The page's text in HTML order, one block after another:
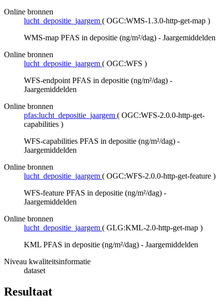
Online bronnen
lucht_depositie_jaargem ( OGC:WMS-1.3.0-http-get-map )
WMS-map PFAS in depositie (ng/m²/dag) - Jaargemiddelden
Online bronnen
lucht_depositie_jaargem ( OGC:WFS )
WFS-endpoint PFAS in depositie (ng/m²/dag) -
Jaargemiddelden
Online bronnen
pfas:lucht_depositie_jaargem ( OGC:WFS-2.0.0-http-get-
capabilities )
WFS-capabilities PFAS in depositie (ng/m²/dag) -
Jaargemiddelden
Online bronnen
lucht_depositie_jaargem ( OGC:WFS-2.0.0-http-get-feature )
WFS-feature PFAS in depositie (ng/m²/dag) -
Jaargemiddelden
Online bronnen
lucht_depositie_jaargem ( GLG:KML-2.0-http-get-map )
KML PFAS in depositie (ng/m²/dag) - Jaargemiddelden
Niveau kwaliteitsinformatie
dataset
Resultaat